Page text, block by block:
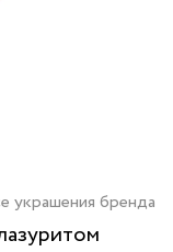
украшения бренда